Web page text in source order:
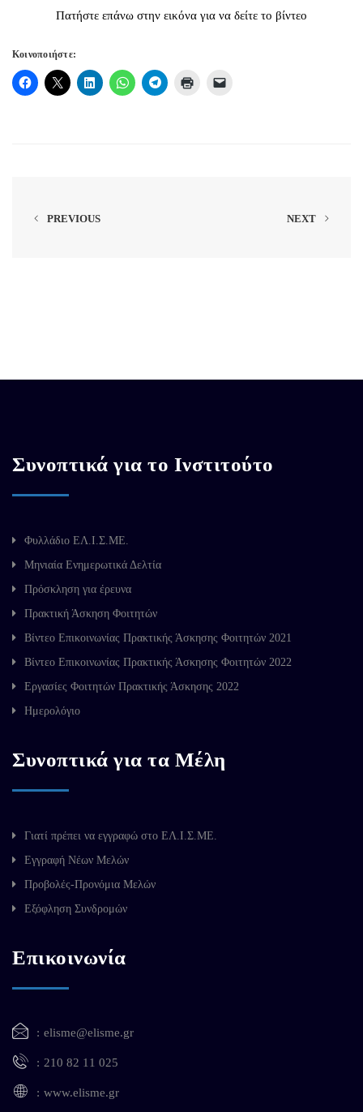
Πατήστε επάνω στην εικόνα για να δείτε το βίντεο
Κοινοποιήστε:
PREVIOUS NEXT
Συνοπτικά για το Ινστιτούτο
Φυλλάδιο ΕΛ.Ι.Σ.ΜΕ.
Μηνιαία Ενημερωτικά Δελτία
Πρόσκληση για έρευνα
Πρακτική Άσκηση Φοιτητών
Βίντεο Επικοινωνίας Πρακτικής Άσκησης Φοιτητών 2021
Βίντεο Επικοινωνίας Πρακτικής Άσκησης Φοιτητών 2022
Εργασίες Φοιτητών Πρακτικής Άσκησης 2022
Ημερολόγιο
Συνοπτικά για τα Μέλη
Γιατί πρέπει να εγγραφώ στο ΕΛ.Ι.Σ.ΜΕ.
Εγγραφή Νέων Μελών
Προβολές-Προνόμια Μελών
Εξόφληση Συνδρομών
Επικοινωνία
elisme@elisme.gr
210 82 11 025
www.elisme.gr